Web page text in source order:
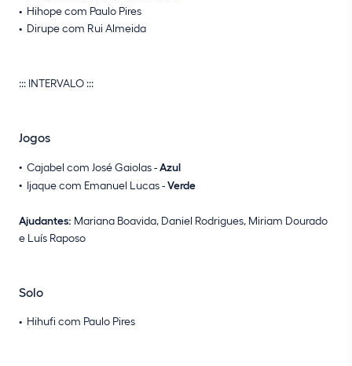
Hihope com Paulo Pires
Dirupe com Rui Almeida
::: INTERVALO :::
Jogos
Cajabel com José Gaiolas - Azul
Ijaque com Emanuel Lucas -Verde
Ajudantes: Mariana Boavida, Daniel Rodrigues, Miriam Dourado
e Luís Raposo
Solo
Hihufi com Paulo Pires